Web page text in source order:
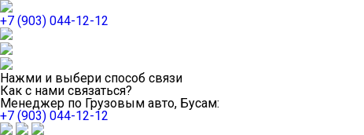
+7 (903) 044-12-12
Нажми и выбери способ связи
Как с нами связаться?
Менеджер по Грузовым авто, Бусам:
+7 (903) 044-12-12